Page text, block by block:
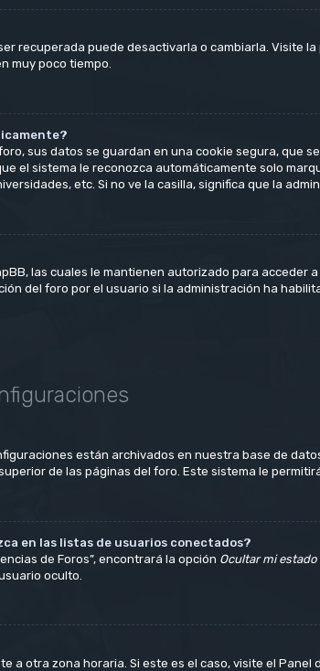
recuperada puede desactivarla o cambiarla. Visite
muy poco tiempo.
sus datos se guardan en una cookie segura, que
el sistema le reconozca automáticamente solo
etc. Si no ve la casilla, significa que la
las cuales le mantienen autorizado para
del foro por el usuario si la administración ha
están archivados en nuestra base de
de las páginas del foro. Este sistema le
en las listas de usuarios conectados?
de Foros”, encontrará la opción Ocultar mi
oculto.
a otra zona horaria. Si este es el caso, visite el